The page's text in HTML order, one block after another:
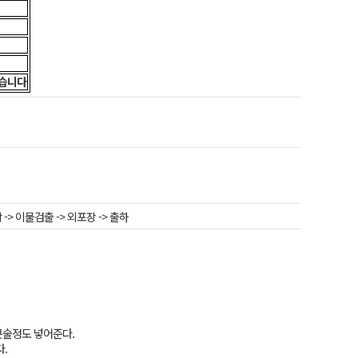
니다
> 이물검출 -> 외포장 -> 출하
정도 넣어준다.
.